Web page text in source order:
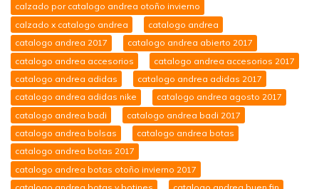
calzado por catalogo andrea otoño invierno
calzado x catalogo andrea
catalogo andrea
catalogo andrea 2017
catalogo andrea abierto 2017
catalogo andrea accesorios
catalogo andrea accesorios 2017
catalogo andrea adidas
catalogo andrea adidas 2017
catalogo andrea adidas nike
catalogo andrea agosto 2017
catalogo andrea badi
catalogo andrea badi 2017
catalogo andrea bolsas
catalogo andrea botas
catalogo andrea botas 2017
catalogo andrea botas otoño invierno 2017